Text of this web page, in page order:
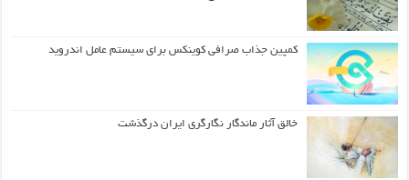
کمپین جذاب صرافی کوینکس برای سیستم عامل اندروید
خالق آثار ماندگار نگارگری ایران درگذشت